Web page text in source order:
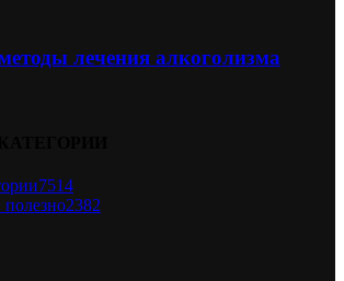
лечения алкоголизма
7514
2382